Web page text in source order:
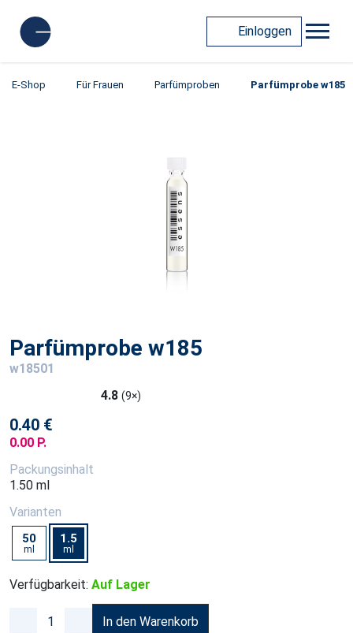
Einloggen
E-Shop Für Frauen Parfümproben Parfümprobe w185
Parfümprobe w185
w18501
4.8 (9×)
0.40 €
0.00 P.
Packungsinhalt
1.50 ml
Varianten
50
ml
1.5
ml
Verfügbarkeit: Auf Lager
In den Warenkorb